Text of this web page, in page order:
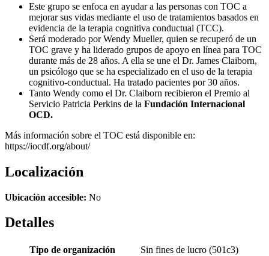
Este grupo se enfoca en ayudar a las personas con TOC a
mejorar sus vidas mediante el uso de tratamientos basados en
evidencia de la terapia cognitiva conductual (TCC).
Será moderado por Wendy Mueller, quien se recuperó de un
TOC grave y ha liderado grupos de apoyo en línea para TOC
durante más de 28 años. A ella se une el Dr. James Claiborn,
un psicólogo que se ha especializado en el uso de la terapia
cognitivo-conductual. Ha tratado pacientes por 30 años.
Tanto Wendy como el Dr. Claiborn recibieron el Premio al
Servicio Patricia Perkins de la Fundación Internacional
OCD.
Más información sobre el TOC está disponible en:
https://iocdf.org/about/
Localización
Ubicación accesible: No
Detalles
Tipo de organización
Sin fines de lucro (501c3)